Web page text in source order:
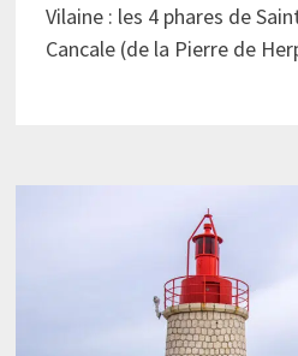
Vilaine : les 4 phares de
Cancale (de la Pierre de